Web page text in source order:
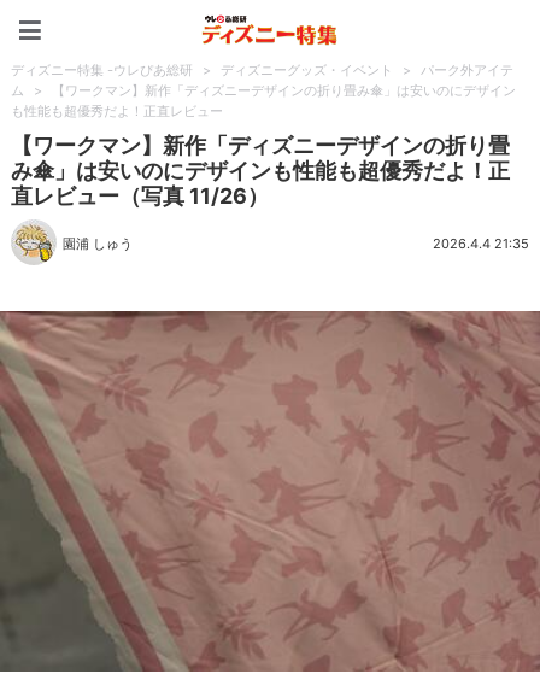
ディズニー特集 -ウレぴあ総研 > ディズニーグッズ・イベント >
パーク外アイテ
ム
>
【ワークマン】新作「ディズニーデザインの折り畳み傘」は安いのにデザイン
も性能も超優秀だよ！正直レビュー
【ワークマン】新作「ディズニーデザインの折り畳
み傘」は安いのにデザインも性能も超優秀だよ！正
直レビュー（写真 11/26）
園浦 しゅう 2026.4.4 21:35